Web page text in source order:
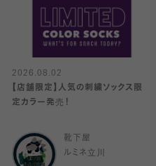
2026.08.02
【店舗限定】人気の刺繍ソックス限
定カラー発売！
靴下屋
ルミネ立川